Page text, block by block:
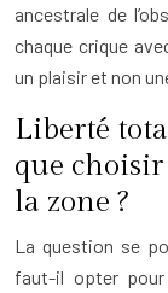
ancestrale de
chaque crique
un plaisir et non
Liberté
que choisir
la zone ?
La question se
faut-il opter